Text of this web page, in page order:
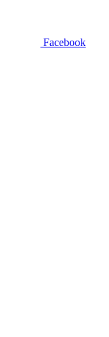
Facebook